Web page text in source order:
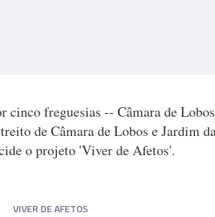
cinco freguesias -- Câmara de
de Câmara de Lobos e Jardim
o projeto 'Viver de Afetos'.
VIVER DE AFETOS